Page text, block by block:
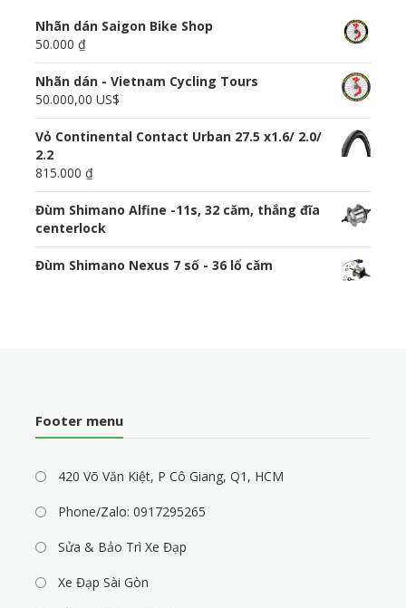
Nhãn dán Saigon Bike Shop
50.000 ₫
Nhãn dán - Vietnam Cycling Tours
50.000,00 US$
Vỏ Continental Contact Urban 27.5 x1.6/ 2.0/
2.2
815.000 ₫
Đùm Shimano Alfine -11s, 32 căm, thắng đĩa
centerlock
Đùm Shimano Nexus 7 số - 36 lổ căm
Footer menu
420 Võ Văn Kiệt, P Cô Giang, Q1, HCM
Phone/Zalo: 0917295265
Sửa & Bảo Trì Xe Đạp
Xe Đạp Sài Gòn